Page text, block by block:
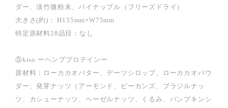
ダー、淡竹微粉末、パイナップル（フリーズドライ）
大きさ(約)： H155mm×W75mm
特定原材料28品目：なし
⑤kiso ーヘンププロテインー
原材料：ローカカオバター、デーツシロップ、ローカカオパウ
ダー、発芽ナッツ（アーモンド、ピーカンズ、ブラジルナッ
ツ、カシューナッツ、ヘーゼルナッツ、くるみ、パンプキンシ